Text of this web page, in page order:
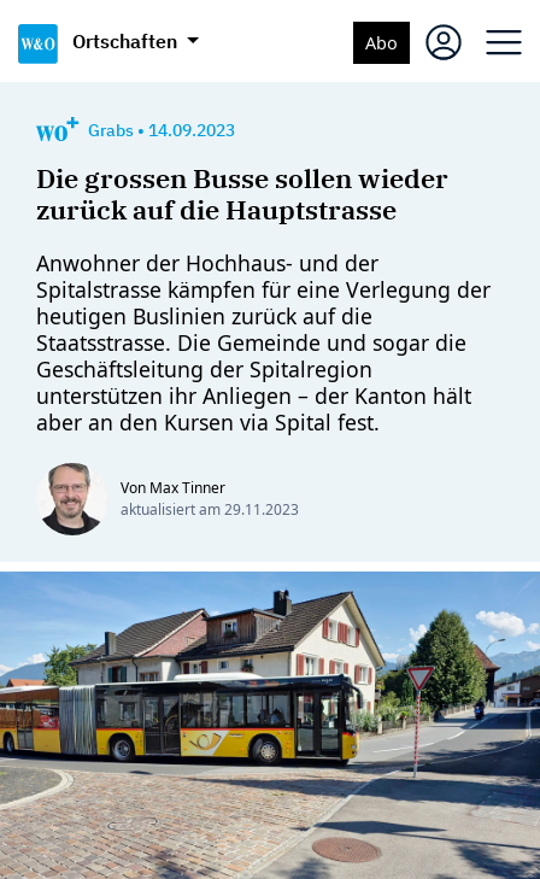
Ortschaften Abo
Grabs • 14.09.2023
Die grossen Busse sollen wieder
zurück auf die Hauptstrasse
Anwohner der Hochhaus- und der
Spitalstrasse kämpfen für eine Verlegung der
heutigen Buslinien zurück auf die
Staatsstrasse. Die Gemeinde und sogar die
Geschäftsleitung der Spitalregion
unterstützen ihr Anliegen – der Kanton hält
aber an den Kursen via Spital fest.
Von Max Tinner
aktualisiert am29.11.2023